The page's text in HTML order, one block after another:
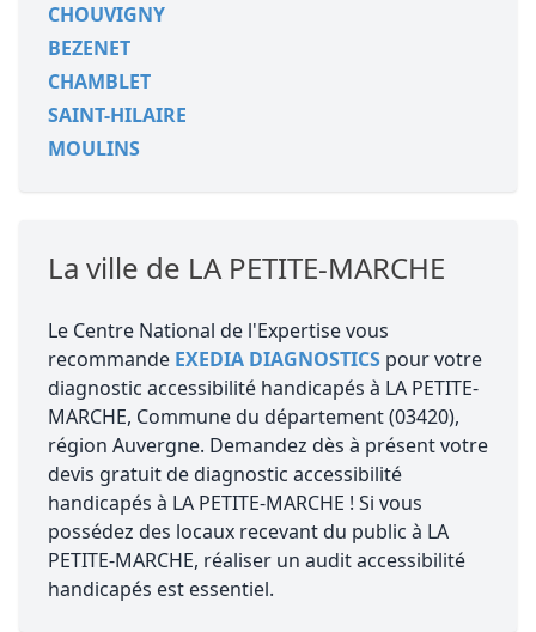
CHOUVIGNY
BEZENET
CHAMBLET
SAINT-HILAIRE
MOULINS
La ville de LA PETITE-MARCHE
Le Centre National de l'Expertise vous
recommande EXEDIA DIAGNOSTICS pour votre
diagnostic accessibilité handicapés à LA PETITE-
MARCHE, Commune du département (03420),
région Auvergne. Demandez dès à présent votre
devis gratuit de diagnostic accessibilité
handicapés à LA PETITE-MARCHE ! Si vous
possédez des locaux recevant du public à LA
PETITE-MARCHE, réaliser un audit accessibilité
handicapés est essentiel.